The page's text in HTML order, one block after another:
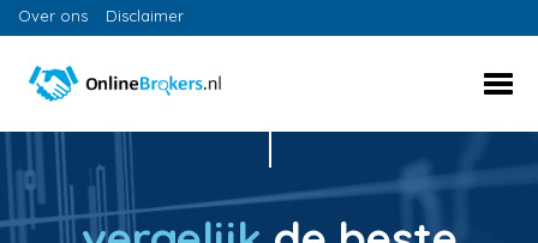
Over ons Disclaimer